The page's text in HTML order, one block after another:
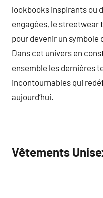
lookbooks inspirants ou
engagées, le
pour devenir un
Dans cet univers en
ensemble les dernières
incontournables qui
aujourd’hui.
Vêtements